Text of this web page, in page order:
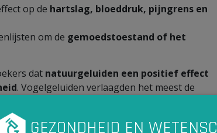
op de hartslag, bloeddruk, pijngrens en
om de gemoedstoestand of het
dat natuurgeluiden een positief effect
. Vogelgeluiden verlaagden het meest de
effect had op de andere parameters (1).